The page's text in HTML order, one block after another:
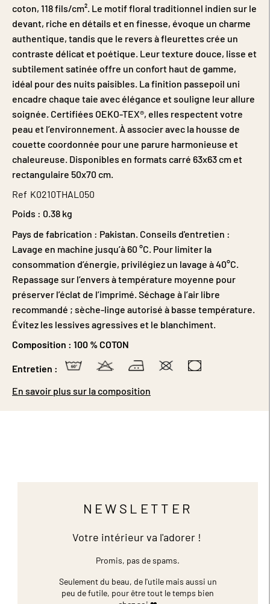
coton, 118 fils/cm². Le motif floral traditionnel indien sur le
devant, riche en détails et en finesse, évoque un charme
authentique, tandis que le revers à fleurettes crée un
contraste délicat et poétique. Leur texture douce, lisse et
subtilement satinée offre un confort haut de gamme,
idéal pour des nuits paisibles. La finition passepoil uni
encadre chaque taie avec élégance et souligne leur allure
soignée. Certifiées OEKO-TEX®, elles respectent votre
peau et l’environnement. À associer avec la housse de
couette coordonnée pour une parure harmonieuse et
chaleureuse. Disponibles en formats carré 63x63 cm et
rectangulaire 50x70 cm.
Ref K0210THAL050
Poids : 0.38 kg
Pays de fabrication : Pakistan. Conseils d'entretien :
Lavage en machine jusqu’à 60 °C. Pour limiter la
consommation d’énergie, privilégiez un lavage à 40°C.
Repassage sur l’envers à température moyenne pour
préserver l’éclat de l’imprimé. Séchage à l’air libre
recommandé ; sèche-linge autorisé à basse température.
Évitez les lessives agressives et le blanchiment.
Composition : 100 % COTON
Entretien :
En savoir plus sur la composition
NEWSLETTER
Votre intérieur va l'adorer !
Promis, pas de spams.
Seulement du beau, de l'utile mais aussi un
peu de futile, pour être tout le temps bien